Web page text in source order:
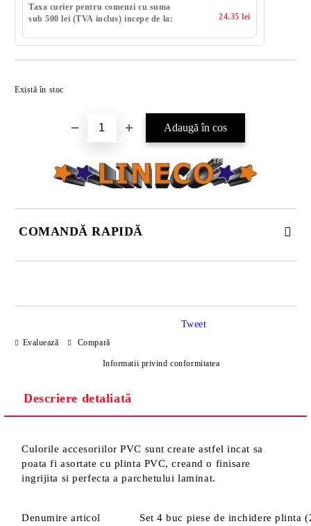
Taxa curier pentru comenzi cu suma
sub 500 lei (TVA inclus) incepe de la:
24.35 lei
Există în stoc
COMANDĂ RAPIDĂ
Sunt de acord cuPolitica de confidentialitate
Noi vă vom contacta pentru finalizarea comenzii.
Evaluează Compară
Informatii privind conformitatea
Tweet
Descriere detaliată
Culorile accesoriilor PVC sunt create astfel incat sa
poata fi asortate cu plinta PVC, creand o finisare
ingrijita si perfecta a parchetului laminat.
Denumire articol
Set 4 buc piese de inchidere plinta